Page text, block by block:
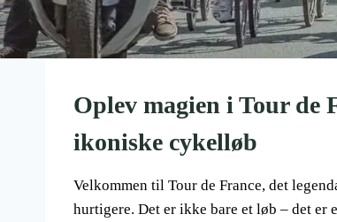
Oplev magien i Tour de
ikoniske cykelløb
Velkommen til Tour de France, det
hurtigere. Det er ikke bare et løb – det er